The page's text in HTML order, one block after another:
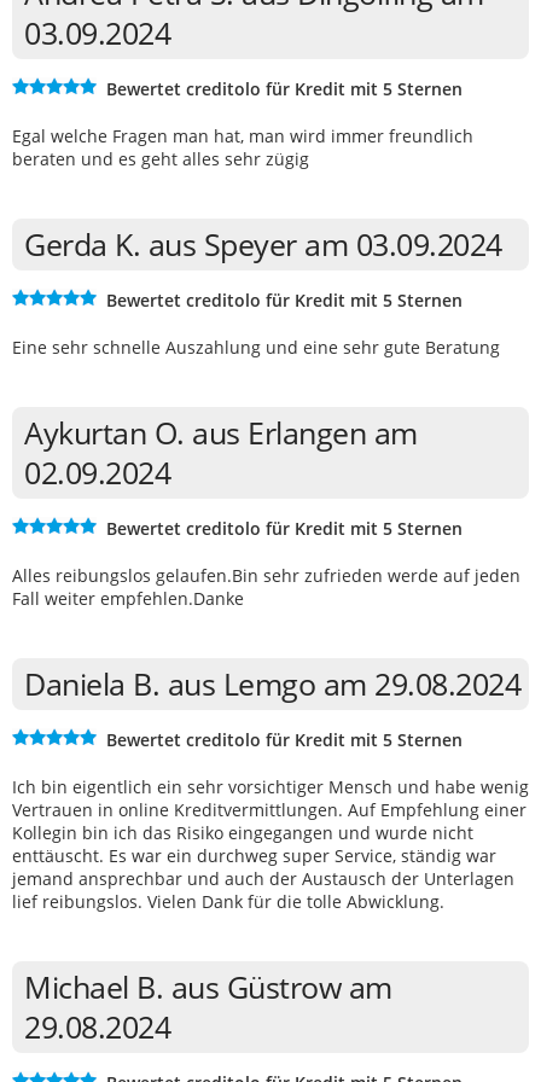
03.09.2024
Bewertet creditolo für Kredit mit 5 Sternen
Egal welche Fragen man hat, man wird immer freundlich
beraten und es geht alles sehr zügig
Gerda K. aus Speyer am 03.09.2024
Bewertet creditolo für Kredit mit 5 Sternen
Eine sehr schnelle Auszahlung und eine sehr gute Beratung
Aykurtan O. aus Erlangen am
02.09.2024
Bewertet creditolo für Kredit mit 5 Sternen
Alles reibungslos gelaufen.Bin sehr zufrieden werde auf jeden
Fall weiter empfehlen.Danke
Daniela B. aus Lemgo am 29.08.2024
Bewertet creditolo für Kredit mit 5 Sternen
Ich bin eigentlich ein sehr vorsichtiger Mensch und habe wenig
Vertrauen in online Kreditvermittlungen. Auf Empfehlung einer
Kollegin bin ich das Risiko eingegangen und wurde nicht
enttäuscht. Es war ein durchweg super Service, ständig war
jemand ansprechbar und auch der Austausch der Unterlagen
lief reibungslos. Vielen Dank für die tolle Abwicklung.
Michael B. aus Güstrow am
29.08.2024